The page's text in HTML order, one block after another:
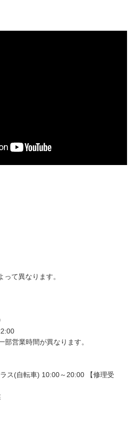
て異なります。
営業時間が異なります。
ス(自転車) 10:00～20:00 【修理受